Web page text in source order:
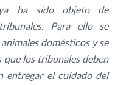
ha sido objeto de
Para ello se
domésticos y se
los tribunales deben
entregar el cuidado del